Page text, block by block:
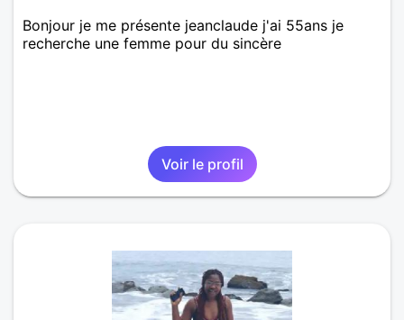
Bonjour je me présente jeanclaude j'ai 55ans je
recherche une femme pour du sincère
Voir le profil